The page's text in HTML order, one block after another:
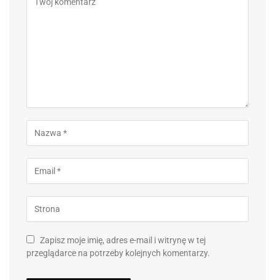
Zapisz moje imię, adres e-mail i witrynę w tej
przeglądarce na potrzeby kolejnych komentarzy.